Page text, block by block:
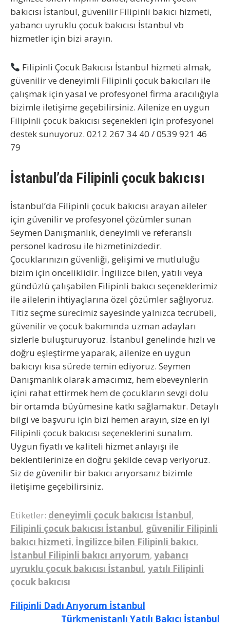
bakıcısı İstanbul, güvenilir Filipinli bakıcı hizmeti,
yabancı uyruklu çocuk bakıcısı İstanbul vb
hizmetler için bizi arayın.
Filipinli Çocuk Bakıcısı İstanbul hizmeti almak,
güvenilir ve deneyimli Filipinli çocuk bakıcıları ile
çalışmak için yasal ve profesyonel firma aracılığıyla
bizimle iletişime geçebilirsiniz. Ailenize en uygun
Filipinli çocuk bakıcısı seçenekleri için profesyonel
destek sunuyoruz. 0212 267 34 40 / 0539 921 46
79
İstanbul’da Filipinli çocuk bakıcısı
İstanbul’da Filipinli çocuk bakıcısı arayan aileler
için güvenilir ve profesyonel çözümler sunan
Seymen Danışmanlık, deneyimli ve referanslı
personel kadrosu ile hizmetinizdedir.
Çocuklarınızın güvenliği, gelişimi ve mutluluğu
bizim için önceliklidir. İngilizce bilen, yatılı veya
gündüzlü çalışabilen Filipinli bakıcı seçeneklerimiz
ile ailelerin ihtiyaçlarına özel çözümler sağlıyoruz.
Titiz seçme sürecimiz sayesinde yalnızca tecrübeli,
güvenilir ve çocuk bakımında uzman adayları
sizlerle buluşturuyoruz. İstanbul genelinde hızlı ve
doğru eşleştirme yaparak, ailenize en uygun
bakıcıyı kısa sürede temin ediyoruz. Seymen
Danışmanlık olarak amacımız, hem ebeveynlerin
içini rahat ettirmek hem de çocukların sevgi dolu
bir ortamda büyümesine katkı sağlamaktır. Detaylı
bilgi ve başvuru için bizi hemen arayın, size en iyi
Filipinli çocuk bakıcısı seçeneklerini sunalım.
Uygun fiyatlı ve kaliteli hizmet anlayışı ile
beklentilerinize en doğru şekilde cevap veriyoruz.
Siz de güvenilir bir bakıcı arıyorsanız bizimle
iletişime geçebilirsiniz.
Etiketler: deneyimli çocuk bakıcısı İstanbul,
Filipinli çocuk bakıcısı İstanbul, güvenilir Filipinli
bakıcı hizmeti, İngilizce bilen Filipinli bakıcı,
İstanbul Filipinli bakıcı arıyorum, yabancı
uyruklu çocuk bakıcısı İstanbul, yatılı Filipinli
çocuk bakıcısı
Yazı
gezinmesi
Filipinli Dadı Arıyorum İstanbul
Türkmenistanlı Yatılı Bakıcı İstanbul